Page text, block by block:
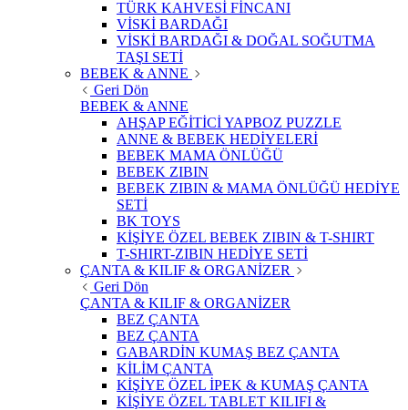
TÜRK KAHVESİ FİNCANI
VİSKİ BARDAĞI
VİSKİ BARDAĞI & DOĞAL SOĞUTMA
TAŞI SETİ
BEBEK & ANNE
Geri Dön
BEBEK & ANNE
AHŞAP EĞİTİCİ YAPBOZ PUZZLE
ANNE & BEBEK HEDİYELERİ
BEBEK MAMA ÖNLÜĞÜ
BEBEK ZIBIN
BEBEK ZIBIN & MAMA ÖNLÜĞÜ HEDİYE
SETİ
BK TOYS
KİŞİYE ÖZEL BEBEK ZIBIN & T-SHIRT
T-SHIRT-ZIBIN HEDİYE SETİ
ÇANTA & KILIF & ORGANİZER
Geri Dön
ÇANTA & KILIF & ORGANİZER
BEZ ÇANTA
BEZ ÇANTA
GABARDİN KUMAŞ BEZ ÇANTA
KİLİM ÇANTA
KİŞİYE ÖZEL İPEK & KUMAŞ ÇANTA
KİŞİYE ÖZEL TABLET KILIFI &